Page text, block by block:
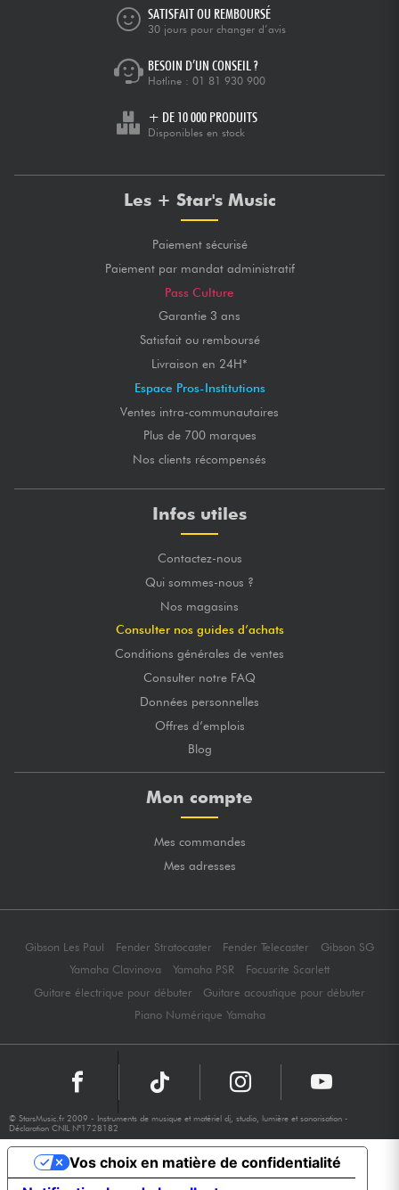
SATISFAIT OU REMBOURSÉ
30 jours pour changer d’avis
BESOIN D’UN CONSEIL ?
Hotline : 01 81 930 900
+ DE 10 000 PRODUITS
Disponibles en stock
Les + Star's Music
Paiement sécurisé
Paiement par mandat administratif
Pass Culture
Garantie 3 ans
Satisfait ou remboursé
Livraison en 24H*
Espace Pros-Institutions
Ventes intra-communautaires
Plus de 700 marques
Nos clients récompensés
Infos utiles
Contactez-nous
Qui sommes-nous ?
Nos magasins
Consulter nos guides d’achats
Conditions générales de ventes
Consulter notre FAQ
Données personnelles
Offres d’emplois
Blog
Mon compte
Mes commandes
Mes adresses
Gibson Les Paul Fender Stratocaster Fender Telecaster
Gibson SG
Yamaha Clavinova
Yamaha PSR
Focusrite Scarlett
Guitare électrique pour débuter
Guitare acoustique pour débuter
Piano Numérique Yamaha
© StarsMusic.fr 2009 - Instruments de musique et matériel dj, studio, lumière et sonorisation -
Déclaration CNIL N°1728182
Vos choix en matière de confidentialité